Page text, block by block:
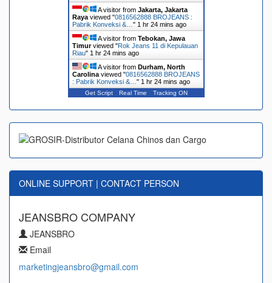
A visitor from Jakarta, Jakarta
Rayaviewed "0816562888 BROJEANS :
Pabrik Konveksi &… " 1 hr 24 mins ago
A visitor from Tebokan, Jawa
Timurviewed "Rok Jeans 11 di Kepulauan
Riau" 1 hr 24 mins ago
A visitor from Durham, North
Carolinaviewed "0816562888 BROJEANS
: Pabrik Konveksi &… " 1 hr 24 mins ago
Get Script Real Time Tracking ON
ONLINE SUPPORT | CONTACT PERSON
JEANSBRO COMPANY
JEANSBRO
Email
marketingjeansbro@gmail.com